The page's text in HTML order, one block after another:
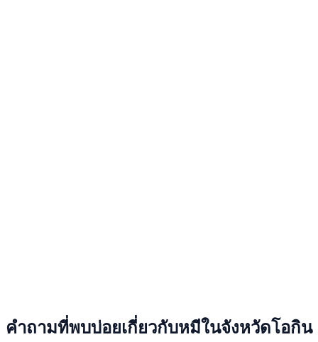
คำถามที่พบบ่อยเกี่ยวกับหมีในจังหวัดโอกิน